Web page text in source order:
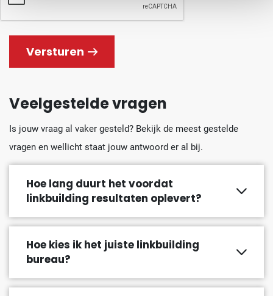
Versturen
Veelgestelde vragen
Is jouw vraag al vaker gesteld? Bekijk de meest gestelde
vragen en wellicht staat jouw antwoord er al bij.
Hoe lang duurt het voordat
linkbuilding resultaten oplevert?
Hoe kies ik het juiste linkbuilding
bureau?